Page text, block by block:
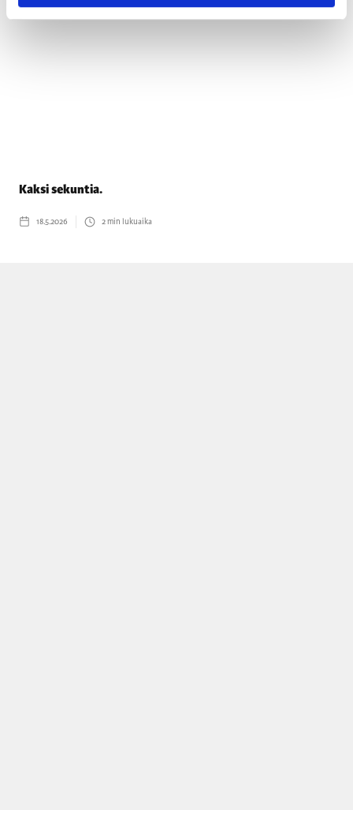
Kaksi sekuntia.
18.5.2026 2min lukuaika